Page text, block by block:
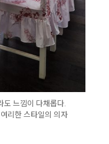
느낌이 다채롭다.
리한 스타일의 의자